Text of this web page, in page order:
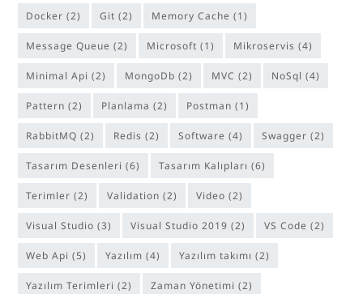
Docker (2) Git (2) Memory Cache (1)
Message Queue (2) Microsoft (1) Mikroservis (4)
Minimal Api (2) MongoDb (2) MVC (2) NoSql (4)
Pattern (2) Planlama (2) Postman (1)
RabbitMQ (2) Redis (2) software (4) Swagger (2)
Tasarım Desenleri (6) Tasarım Kalıpları (6)
Terimler (2) Validation (2) Video (2)
Visual Studio (3) Visual Studio 2019 (2) VS Code (2)
Web Api (5) Yazılım (4) yazılım takımı (2)
Yazılım Terimleri (2) Zaman Yönetimi (2)